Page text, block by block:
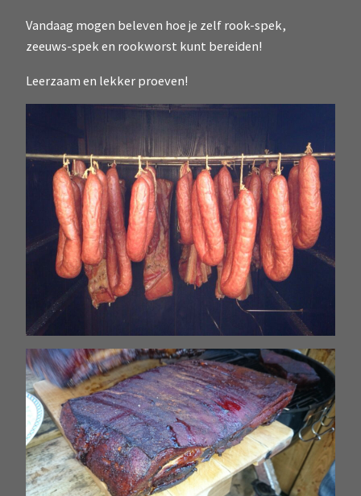
Vandaag mogen beleven hoe je zelf rook-spek,
zeeuws-spek en rookworst kunt bereiden!
Leerzaam en lekker proeven!